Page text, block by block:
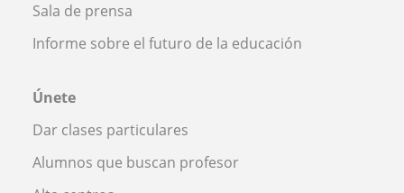
Sala de prensa
Informe sobre el futuro de la educación
Únete
Dar clases particulares
Alumnos que buscan profesor